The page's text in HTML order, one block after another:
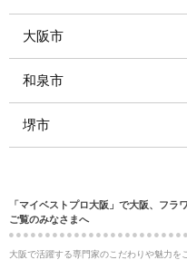
大阪市
和泉市
堺市
「マイベストプロ大阪」で大阪、フ
ご覧のみなさまへ
大阪で活躍する専門家のこだわりや魅力